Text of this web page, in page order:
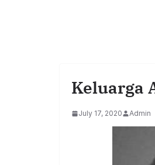
Keluarga
July 17, 2020 Admin